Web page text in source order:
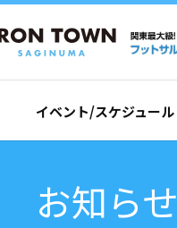
イベント/スケジュール
お知らせ